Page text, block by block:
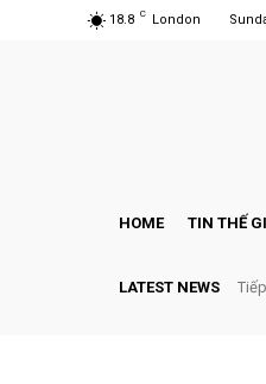
18.8 C London
HOME TIN THẾ
LATEST NEWS